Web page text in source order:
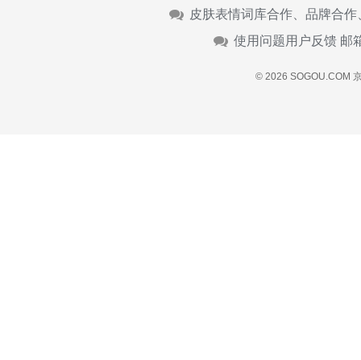
皮肤表情词库合作、品牌合
使用问题用户反馈 邮
© 2026 SOGOU.COM